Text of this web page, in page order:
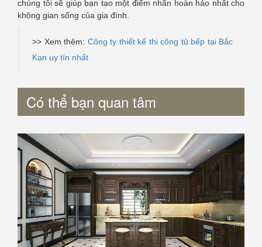
chúng tôi sẽ giúp bạn tạo một điểm nhấn hoàn hảo nhất cho
không gian sống của gia đình.
>> Xem thêm: Công ty thiết kế thi công tủ bếp tại Bắc
Kạn uy tín nhất
Có thể bạn quan tâm